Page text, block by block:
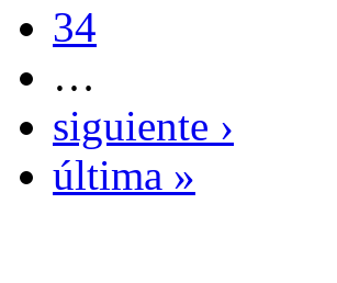
34
…
siguiente ›
última »